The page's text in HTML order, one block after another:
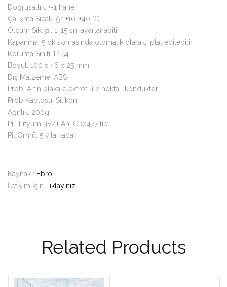
Doğrusallık: +-1 hane
Çalışma Sıcaklığı: +10…+40 °C
Ölçüm Sıklığı. 1…15 sn, ayarlanabilir
Kapanma: 5 dk sonrasında otomatik olarak, iptal edilebilir
Koruma Sınıfı: IP 54
Boyut: 100 x 46 x 25 mm
Dış Malzeme: ABS
Prob: Altın plaka elektrotlu 2 noktalı kondüktör
Prob Kablosu: Silikon
Ağırlık: 200g
Pil: Lityum 3V/1 Ah, CR2477 tip
Pil Ömrü: 5 yıla kadar
Kaynak : Ebro
İletişim İçin Tıklayınız
Related Products